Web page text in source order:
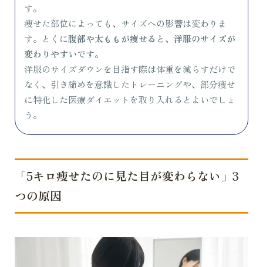
す。
痩せた部位によっても、サイズへの影響は変わりま
す。とくに腹部や太ももが痩せると、洋服のサイズが
変わりやすいです。
洋服のサイズダウンを目指す際は体重を減らすだけで
なく、引き締めを意識したトレーニングや、部分痩せ
に特化した医療ダイエットを取り入れるとよいでしょ
う。
「5キロ痩せたのに見た目が変わらない」3
つの原因